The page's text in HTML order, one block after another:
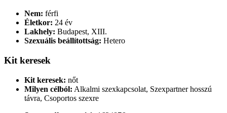
Nem: férfi
Életkor: 24 év
Lakhely: Budapest, XIII.
Szexuális beállítottság: Hetero
Kit keresek
Kit keresek: nőt
Milyen célból: Alkalmi szexkapcsolat, Szexpartner hosszú
távra, Csoportos szexre